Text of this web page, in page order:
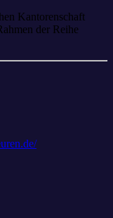
Kantorenschaft
der Reihe